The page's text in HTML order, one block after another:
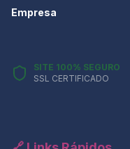
Empresa
SITE 100% SEGURO
SSL CERTIFICADO